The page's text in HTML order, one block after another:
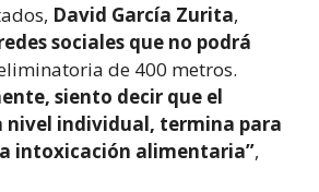
David García Zurita,
sociales que no podrá
de 400 metros.
siento decir que el
nivel individual, termina para
intoxicación alimentaria”,